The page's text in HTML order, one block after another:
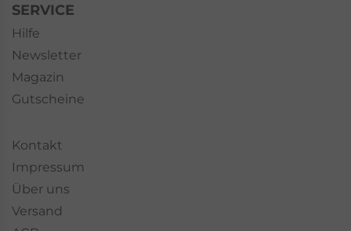
SERVICE
Hilfe
Newsletter
Magazin
Gutscheine
Kontakt
Impressum
Über uns
Versand